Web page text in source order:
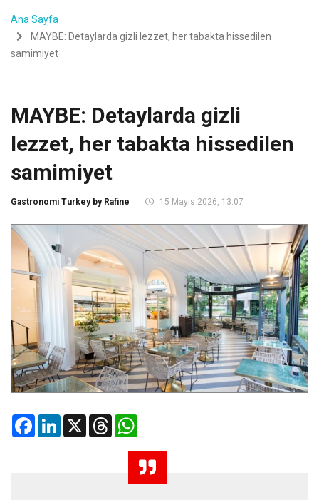
Ana Sayfa
MAYBE: Detaylarda gizli lezzet, her tabakta hissedilen
samimiyet
MAYBE: Detaylarda gizli
lezzet, her tabakta hissedilen
samimiyet
Gastronomi Turkey by Rafine 15 Mayıs 2026, 13:07
FacebookLinkedIn
X Threads